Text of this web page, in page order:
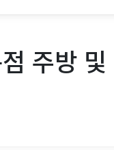
주방